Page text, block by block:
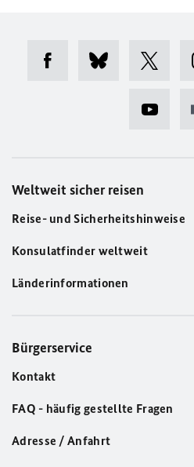
Weltweit sicher reisen
Reise- und Sicherheitshinweise
Konsulatfinder weltweit
Länderinformationen
Bürgerservice
Kontakt
FAQ - häufig gestellte Fragen
Adresse / Anfahrt